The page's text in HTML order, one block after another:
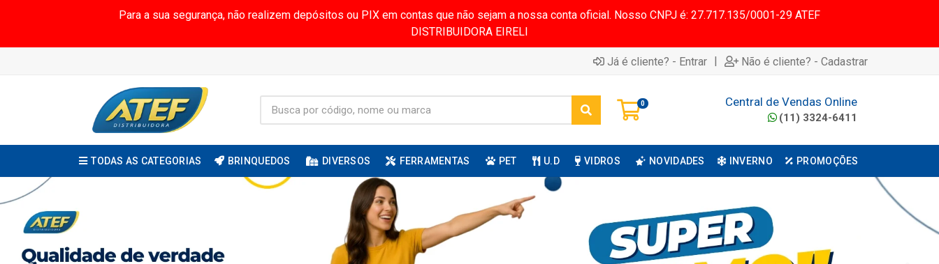
Para a sua segurança, não realizem depósitos ou PIX em contas que não sejam a nossa conta oficial. Nosso CNPJ é: 27.717.135/0001-29 ATEF
DISTRIBUIDORA EIRELI
Já é cliente? - Entrar | Não é cliente? - Cadastrar
0 Central de Vendas Online
(11) 3324-6411
TODAS AS CATEGORIAS BRINQUEDOS DIVERSOS FERRAMENTAS PET U.D VIDROS NOVIDADES INVERNO PROMOÇÕES